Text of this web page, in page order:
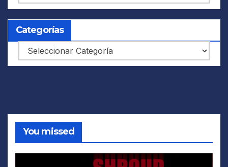
Categorías
Categorías
You missed